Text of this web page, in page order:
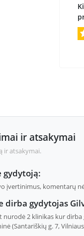
ir atsakymai
ir atsakymai.
gydytoją:
įvertinimus, komentarų
dirba gydytojas
2 klinikas kur dirba
(Santariškių g. 7,